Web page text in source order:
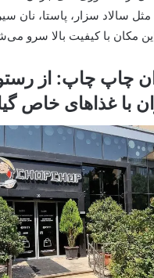
سالاد سزار، پاستا، نان
مکان با کیفیت بالا سرو
چاپ چاپ: از
با غذاهای خاص